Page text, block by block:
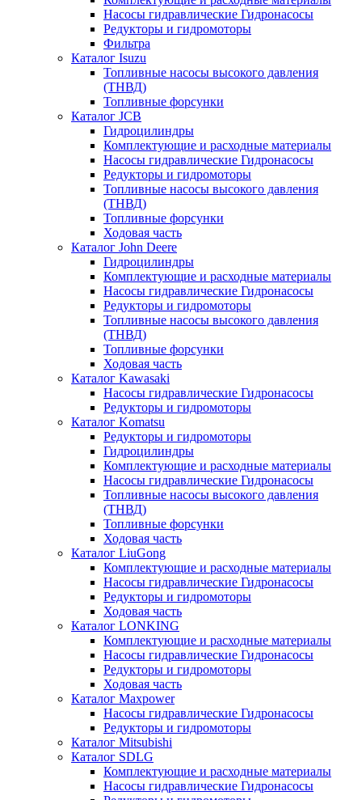
Насосы гидравлические Гидронасосы
Редукторы и гидромоторы
Фильтра
Каталог Isuzu
Топливные насосы высокого давления
(ТНВД)
Топливные форсунки
Каталог JCB
Гидроцилиндры
Комплектующие и расходные материалы
Насосы гидравлические Гидронасосы
Редукторы и гидромоторы
Топливные насосы высокого давления
(ТНВД)
Топливные форсунки
Ходовая часть
Каталог John Deere
Гидроцилиндры
Комплектующие и расходные материалы
Насосы гидравлические Гидронасосы
Редукторы и гидромоторы
Топливные насосы высокого давления
(ТНВД)
Топливные форсунки
Ходовая часть
Каталог Kawasaki
Насосы гидравлические Гидронасосы
Редукторы и гидромоторы
Каталог Komatsu
Редукторы и гидромоторы
Гидроцилиндры
Комплектующие и расходные материалы
Насосы гидравлические Гидронасосы
Топливные насосы высокого давления
(ТНВД)
Топливные форсунки
Ходовая часть
Каталог LiuGong
Комплектующие и расходные материалы
Насосы гидравлические Гидронасосы
Редукторы и гидромоторы
Ходовая часть
Каталог LONKING
Комплектующие и расходные материалы
Насосы гидравлические Гидронасосы
Редукторы и гидромоторы
Ходовая часть
Каталог Maxpower
Насосы гидравлические Гидронасосы
Редукторы и гидромоторы
Каталог Mitsubishi
Каталог SDLG
Комплектующие и расходные материалы
Насосы гидравлические Гидронасосы